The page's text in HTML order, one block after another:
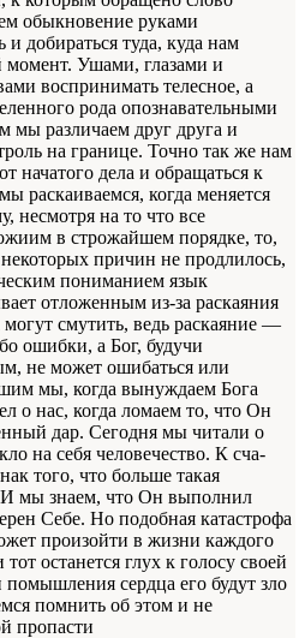
обыкновение ру­ками
и добирать­ся туда, куда нам
момент. Ушами, глазами и
воспринимать телесное, а
рода опозна­вательными
мы различаем друг друга и
на границе. Точно так же нам
начатого дела и об­ращаться к
рас­каиваемся, когда меняется
несмотря на то что все
в строжайшем порядке, то,
при­чин не продлилось,
пониманием язык
отложенным из-за раскаяния
смутить, ведь раскаяние —
ошибки, а Бог, будучи
не может ошибаться или
мы, когда вынуждаем Бога
о нас, ко­гда ломаем то, что Он
дар. Сегодня мы читали о
на себя человечество. К сча­
того, что больше такая
И мы знаем, что Он выполнил
Себе. Но подобная катастрофа
произойти в жизни каж­дого
останется глух к голосу своей
сердца его будут зло
помнить об этом и не
пропасти